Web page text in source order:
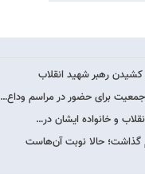
رهبر شهید انقلاب
برای حضور در مراسم وداع…
و خانواده ایشان در…
گذاشت؛ حالا نوبت آن‌هاست